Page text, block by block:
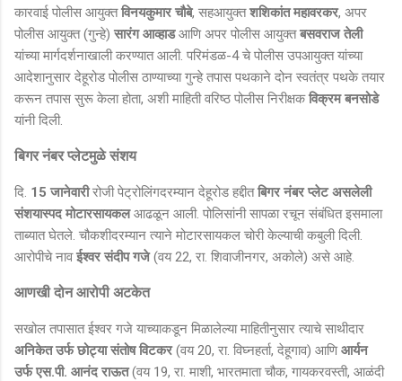
कारवाई पोलीस आयुक्तविनयकुमार चौबे, सहआयुक्तशशिकांत महावरकर, अपर
पोलीस आयुक्त (गुन्हे) सारंग आव्हाडआणि अपर पोलीस आयुक्तबसवराज तेली
यांच्या मार्गदर्शनाखाली करण्यात आली. परिमंडळ-4 चे पोलीस उपआयुक्त यांच्या
आदेशानुसार देहूरोड पोलीस ठाण्याच्या गुन्हे तपास पथकाने दोन स्वतंत्र पथके तयार
करून तपास सुरू केला होता, अशी माहिती वरिष्ठ पोलीस निरीक्षकविक्रम बनसोडे
यांनी दिली.
बिगर नंबर प्लेटमुळे संशय
दि. 15 जानेवारीरोजी पेट्रोलिंगदरम्यान देहूरोड हद्दीतबिगर नंबर प्लेट असलेली
संशयास्पद मोटारसायकलआढळून आली. पोलिसांनी सापळा रचून संबंधित इसमाला
ताब्यात घेतले. चौकशीदरम्यान त्याने मोटारसायकल चोरी केल्याची कबुली दिली.
आरोपीचे नावईश्वर संदीप गजे(वय 22, रा. शिवाजीनगर, अकोले) असे आहे.
आणखी दोन आरोपी अटकेत
सखोल तपासात ईश्वर गजे याच्याकडून मिळालेल्या माहितीनुसार त्याचे साथीदार
अनिकेत उर्फ छोट्या संतोष विटकर(वय 20, रा. विघ्नहर्ता, देहूगाव) आणिआर्यन
उर्फ एस.पी. आनंद राऊत(वय 19, रा. माशी, भारतमाता चौक, गायकरवस्ती, आळंदी